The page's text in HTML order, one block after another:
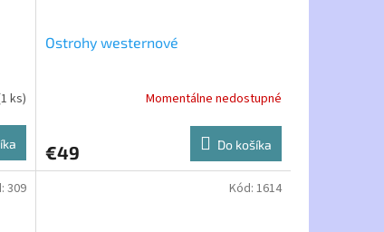
ks)
Ostrohy westernové
Momentálne nedostupné
€49 Do košíka
309 Kód: 1614